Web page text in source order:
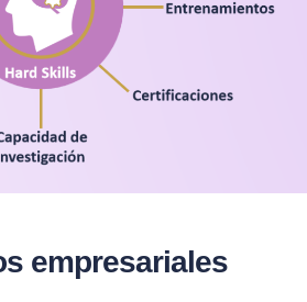
empresariales